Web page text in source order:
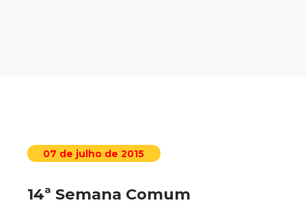
07 de julho de 2015
14ª Semana Comum